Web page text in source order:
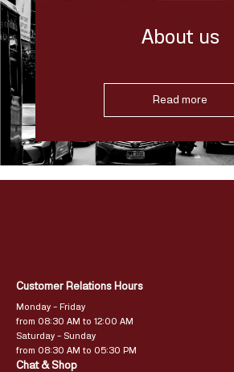
About us
Read more
Customer Relations Hours
Monday – Friday
from 08:30 AM to 12:00 AM
Saturday – Sunday
from 08:30 AM to 05:30 PM
Chat & Shop